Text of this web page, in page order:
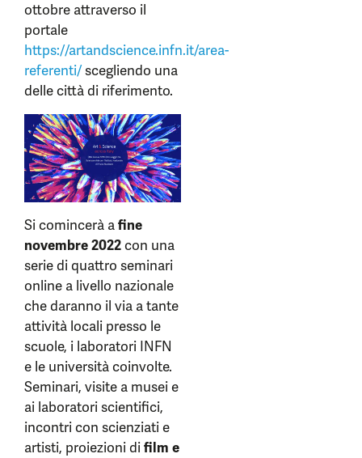
ottobre attraverso il
portale
https://artandscience.infn.it/area-
referenti/scegliendo una
delle città di riferimento.
Si comincerà afine
novembre 2022con una
serie di quattro seminari
online a livello nazionale
che daranno il via a tante
attività locali presso le
scuole, i laboratori INFN
e le università coinvolte.
Seminari, visite a musei e
ai laboratori scientifici,
incontri con scienziati e
artisti, proiezioni difilm e